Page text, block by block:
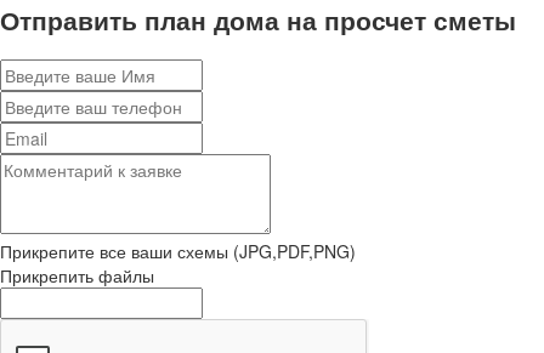
Отправить план дома на просчет сметы
Прикрепите все ваши схемы (JPG,PDF,PNG)
Прикрепить файлы